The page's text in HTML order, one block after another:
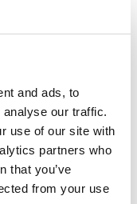
and ads, to
our traffic.
use of our site with
partners who
that you’ve
from your use
funktion.
har stått i
som
En